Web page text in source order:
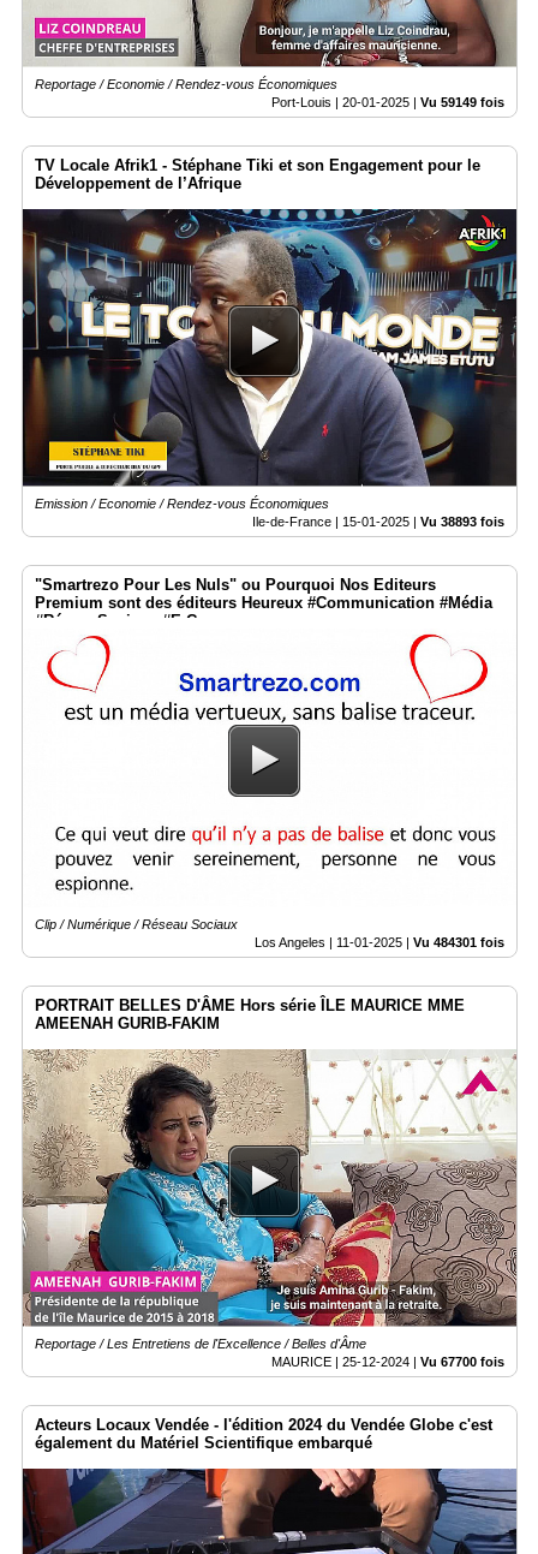
Reportage / Economie / Rendez-vous Économiques
Port-Louis | 20-01-2025 | Vu 59149 fois
TV Locale Afrik1 - Stéphane Tiki et son Engagement pour le
Développement de l’Afrique
Emission / Economie / Rendez-vous Économiques
Ile-de-France | 15-01-2025 Vu 38893 fois
"Smartrezo Pour Les Nuls" ou Pourquoi Nos Editeurs
Premium sont des éditeurs Heureux #Communication #Média
#RéseauSociaux #E-Commerce
Clip / Numérique / Réseau Sociaux
Los Angeles | 11-01-2025 | Vu 484301 fois
PORTRAIT BELLES D'ÂME Hors série ÎLE MAURICE MME
AMEENAH GURIB-FAKIM
Reportage / Les Entretiens de l'Excellence / Belles d'Âme
MAURICE | 25-12-2024 | Vu 67700 fois
Acteurs Locaux Vendée - l'édition 2024 du Vendée Globe c'est
également du Matériel Scientifique embarqué